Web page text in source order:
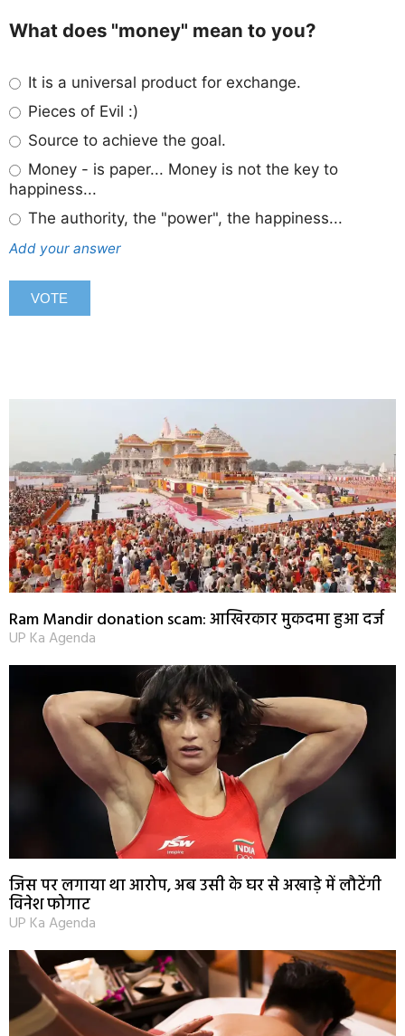
What does "money" mean to you?
It is a universal product for exchange.
Pieces of Evil :)
Source to achieve the goal.
Money - is paper... Money is not the key to
happiness...
The authority, the "power", the happiness...
Add your answer
Ram Mandir donation scam: आखिरकार मुकदमा हुआ दर्ज
UP Ka Agenda
जिस पर लगाया था आरोप, अब उसी के घर से अखाड़े में लौटेंगी
विनेश फोगाट
UP Ka Agenda